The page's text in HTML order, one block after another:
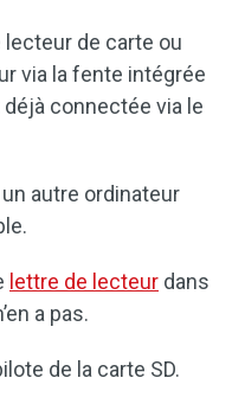
de carte ou
via la fente intégrée
connectée via le
autre ordinateur
lettre de lecteur dans
a pas.
de la carte SD.